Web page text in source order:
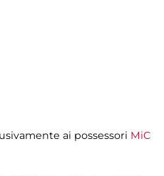
ai possessori MiC